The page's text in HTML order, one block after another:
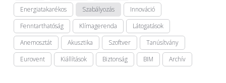
Energiatakarékos
Szabályozás
Innováció
Fenntarthatóság
Klímagerenda
Látogatások
Anemosztát
Akusztika Szoftver
Tanúsítvány
Eurovent
Kiállítások Biztonság BIM Archív